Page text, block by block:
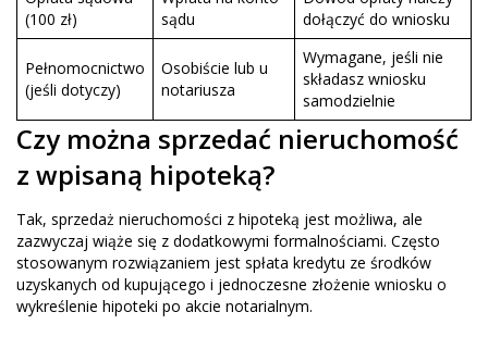
(100 zł)
sądu
dołączyć do wniosku
Pełnomocnictwo
(jeśli dotyczy)
Osobiście lub u
notariusza
Wymagane, jeśli nie
składasz wniosku
samodzielnie
Czy można sprzedać nieruchomość
z wpisaną hipoteką?
Tak, sprzedaż nieruchomości z hipoteką jest możliwa, ale
zazwyczaj wiąże się z dodatkowymi formalnościami. Często
stosowanym rozwiązaniem jest spłata kredytu ze środków
uzyskanych od kupującego i jednoczesne złożenie wniosku o
wykreślenie hipoteki po akcie notarialnym.